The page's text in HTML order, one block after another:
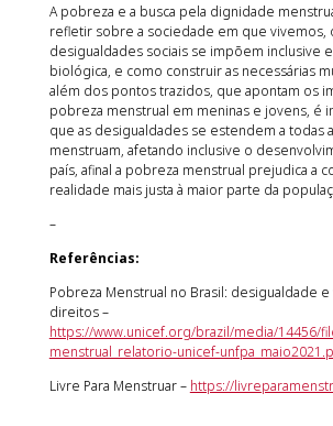
A pobreza e a busca pela dignidade
refletir sobre a sociedade em que vivemos,
desigualdades sociais se impõem inclusive
biológica, e como construir as necessárias
além dos pontos trazidos, que apontam os
pobreza menstrual em meninas e jovens, é
que as desigualdades se estendem a todas
menstruam, afetando inclusive o
país, afinal a pobreza menstrual prejudica a
realidade mais justa à maior parte da
–
Referências:
Pobreza Menstrual no Brasil: desigualdade
direitos –
https://www.unicef.org/brazil/media/14456/
menstrual_relatorio-unicef-
Livre Para Menstruar – https://